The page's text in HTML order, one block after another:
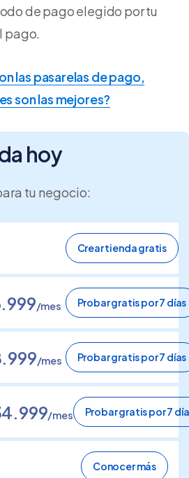
de pago elegido por tu
pago.
las pasarelas de pago,
son las mejores?
hoy
tu negocio:
Crear tienda gratis
/mes Probar gratis por 7 días
/mes Probar gratis por 7 días
/mes Probar gratis por 7
Conocer más